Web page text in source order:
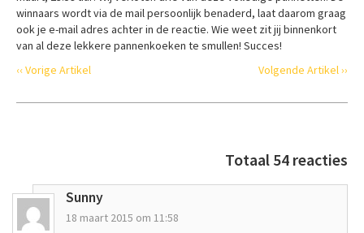
winnaars wordt via de mail persoonlijk benaderd, laat daarom graag
ook je e-mail adres achter in de reactie. Wie weet zit jij binnenkort
van al deze lekkere pannenkoeken te smullen! Succes!
‹‹ Vorige Artikel
Volgende Artikel ››
Totaal 54 reacties
Sunny
18 maart 2015 om 11:58